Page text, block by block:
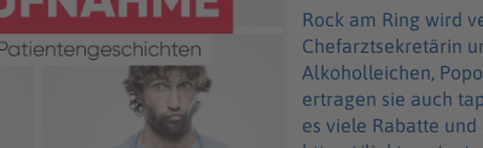
Rock am Ring wird
Chefarztsekretärin
Alkoholleichen,
ertragen sie auch
es viele Rabatte